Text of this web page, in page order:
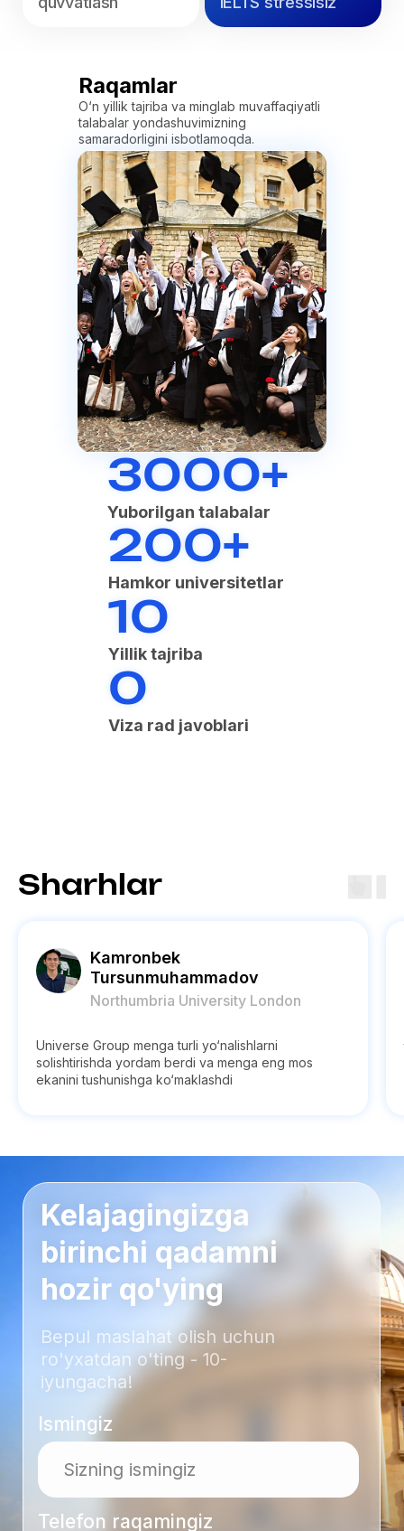
Raqamlar
O‘n yillik tajriba va minglab muvaffaqiyatli
talabalar yondashuvimizning
samaradorligini isbotlamoqda.
3000+
Yuborilgan talabalar
200+
Hamkor universitetlar
10
Yillik tajriba
0
Viza rad javoblari
Sharhlar
Kamronbek
Tursunmuhammadov
Northumbria University London
Universe Group menga turli yo‘nalishlarni
solishtirishda yordam berdi va menga eng mos
ekanini tushunishga ko‘maklashdi
Bepul maslahat olish
Bizning vazifamiz - har bir
qadamda sifatli ta'lim va qo'llab-
quvvatlashdan foydalanish
imkoniyatini ta'minlashdir
+998 (55) 519-33-33
info@universegroup.uz
Kontaktlar
Samarqand, Mahmud
Qoshg'ariy ko'chasi, 49
bino, "Hamkor" biznes
Toshkent shahri, Amir
Temur ko'chasi, 107B,
Xalqaro biznes markazi